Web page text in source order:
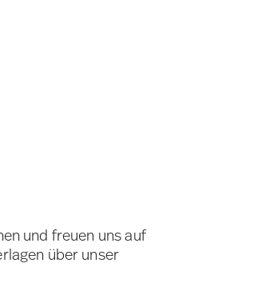
und freuen uns auf
über unser